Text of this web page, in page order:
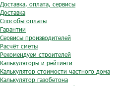
Доставка, оплата, сервисы
Доставка
Способы оплаты
Гарантии
Сервисы производителей
Расчёт сметы
Рекомендуем строителей
Калькуляторы и рейтинги
Калькулятор стоимости частного дома
Калькулятор газобетона